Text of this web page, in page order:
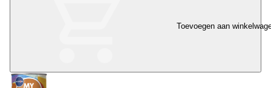
Toevoegen aan